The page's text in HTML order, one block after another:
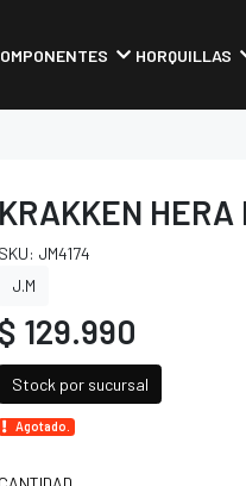
HORQUILLAS
KRAKKEN
SKU: JM4174
J.M
$ 129.990
Stock por sucursal
Agotado.